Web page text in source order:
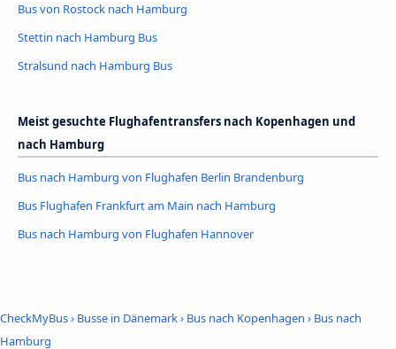
Bus von Rostock nach Hamburg
Stettin nach Hamburg Bus
Stralsund nach Hamburg Bus
Meist gesuchte Flughafentransfers nach Kopenhagen und
nach Hamburg
Bus nach Hamburg von Flughafen Berlin Brandenburg
Bus Flughafen Frankfurt am Main nach Hamburg
Bus nach Hamburg von Flughafen Hannover
CheckMyBus› Busse in Dänemark› Bus nach Kopenhagen › Bus nach
Hamburg